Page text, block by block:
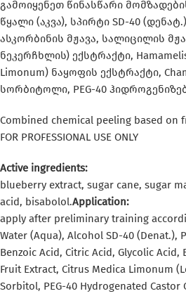
გამოიყენეთ წინასწარი
წყალი (აკვა), სპირტი SD-40
ასკორბინის მჟავა, სალიცილის
ნეკერჩხლის) ექსტრაქტი,
Limonum) ნაყოფის ექსტრაქტი,
სორბიტოლი, PEG-40
Combined chemical peeling based on
FOR PROFESSIONAL USE ONLY
Active ingredients:
blueberry extract, sugar cane, sugar
acid, bisabolol.Application:
apply after preliminary training
Water (Aqua), Alcohol SD-40 (Denat.),
Benzoic Acid, Citric Acid, Glycolic
Fruit Extract, Citrus Medica Limonum
Sorbitol, PEG-40 Hydrogenated